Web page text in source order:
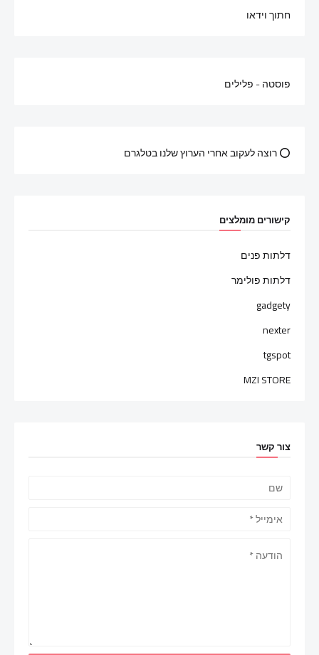
חתוך וידאו
פוסטה - פלילים
⭕ רוצה לעקוב אחרי הערוץ שלנו בטלגרם
קישורים מומלצים
דלתות פנים
דלתות פולימר
gadgety
nexter
tgspot
MZI STORE
צור קשר